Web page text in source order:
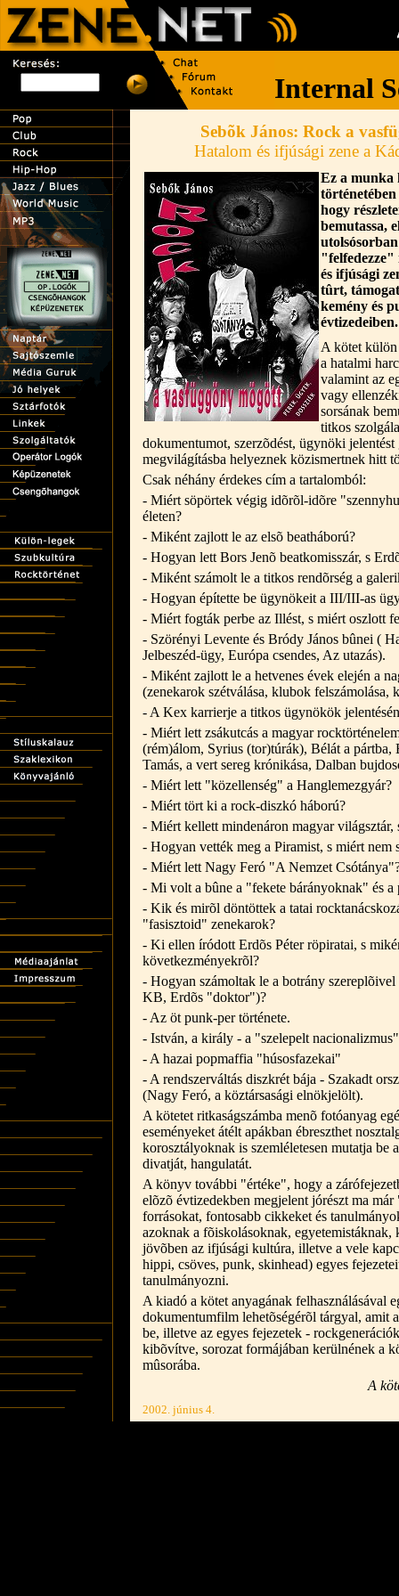
Sebõk János: Rock a
Hatalom és ifjúsági zene a
Ez a munka
hogy
bemutassa,
"felfedezze"
és ifjúsági
tûrt,
kemény és
évtizedeiben.
A kötet külön
a hatalmi
valamint az
vagy
sorsának
titkos
dokumentumot, szerzõdést, ügynöki
megvilágításba helyeznek közismertnek hitt
Csak néhány érdekes cím a tartalomból:
- Miért söpörtek végig idõrõl-idõre
életen?
- Miként zajlott le az elsõ beatháború?
- Hogyan lett Bors Jenõ beatkomisszár, s
- Miként számolt le a titkos rendõrség a
- Hogyan építette be ügynökeit a III/III-as
- Miért fogták perbe az Illést, s miért oszlott
- Szörényi Levente és Bródy János bûnei (
Jelbeszéd-ügy, Európa csendes, Az utazás).
- Miként zajlott le a hetvenes évek elején a
(zenekarok szétválása, klubok felszámolása,
- A Kex karrierje a titkos ügynökök
- Miért lett zsákutcás a magyar
(rém)álom, Syrius (tor)túrák), Bélát a pártba,
Tamás, a vert sereg krónikása, Dalban
- Miért lett "közellenség" a Hanglemezgyár?
- Miért tört ki a rock-diszkó háború?
- Miért kellett mindenáron magyar
- Hogyan vették meg a Piramist, s miért nem
- Miért lett Nagy Feró "A Nemzet
- Mi volt a bûne a "fekete bárányoknak" és a
- Kik és mirõl döntöttek a tatai
"fasisztoid" zenekarok?
- Ki ellen íródott Erdõs Péter röpiratai, s
következményekrõl?
- Hogyan számoltak le a botrány
KB, Erdõs "doktor")?
- Az öt punk-per története.
- István, a király - a "szelepelt
- A hazai popmaffia "húsosfazekai"
- A rendszerváltás diszkrét bája - Szakadt
(Nagy Feró, a köztársasági elnökjelölt).
A kötetet ritkaságszámba menõ fotóanyag
eseményeket átélt apákban ébreszthet
korosztályoknak is szemléletesen mutatja be
divatját, hangulatát.
A könyv további "értéke", hogy a
elõzõ évtizedekben megjelent jórészt ma
forrásokat, fontosabb cikkeket és
azoknak a fõiskolásoknak, egyetemistáknak,
jövõben az ifjúsági kultúra, illetve a vele
hippi, csöves, punk, skinhead) egyes
tanulmányozni.
A kiadó a kötet anyagának felhasználásával
dokumentumfilm lehetõségérõl tárgyal, amit
be, illetve az egyes fejezetek -
kibõvítve, sorozat formájában kerülnének a
mûsorába.
A
2002. június 4.